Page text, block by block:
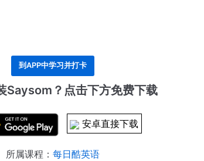
到APP中学习并打卡
Saysom？点击下方免费下载
安卓直接下载
所属课程： 每日酷英语